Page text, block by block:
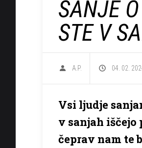
SANJE
STE V
A.P. 04. 02.
Vsi ljudje
v sanjah iščejo
čeprav nam te